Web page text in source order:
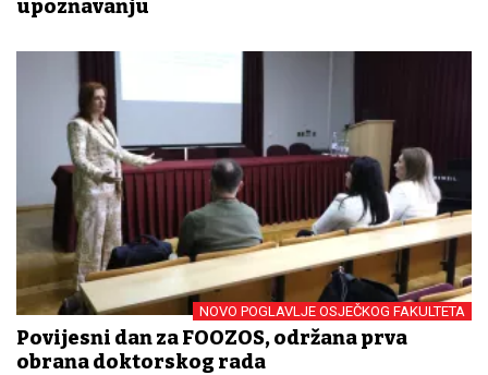
upoznavanju
NOVO POGLAVLJE OSJEČKOG FAKULTETA
Povijesni dan za FOOZOS, održana prva
obrana doktorskog rada